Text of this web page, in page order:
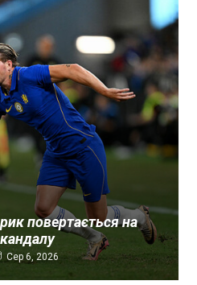
повертається на
Сер 6, 2026